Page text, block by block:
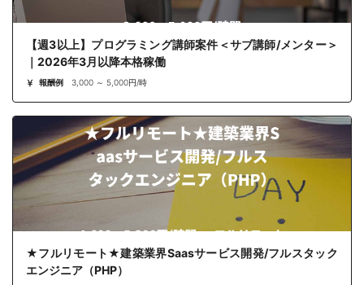
【週3以上】プログラミング講師案件＜サブ講師/メンター＞
｜2026年3月以降本格稼働
報酬例 3,000 ～ 5,000円/時
★フルリモート★建築業界Saasサービス開発/フルスタック
エンジニア（PHP）